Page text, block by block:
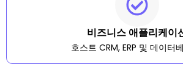
비즈니스 애플리케이
호스트 CRM, ERP 및 데이터